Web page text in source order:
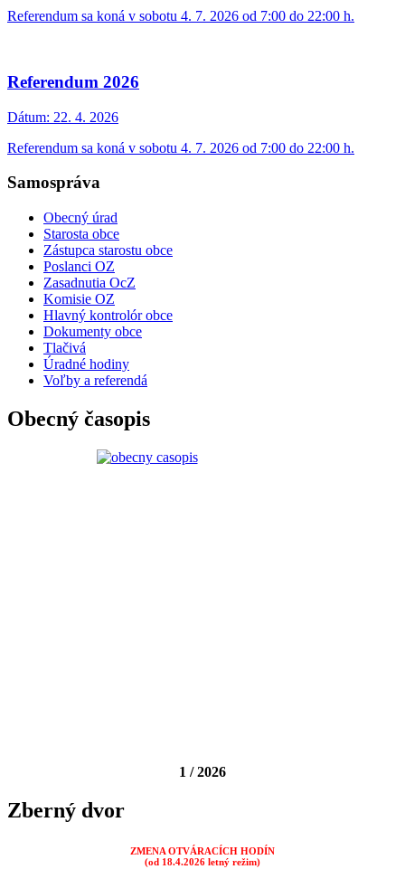
Referendum sa koná v sobotu 4. 7. 2026 od 7:00 do 22:00 h.
Referendum 2026
Dátum: 22. 4. 2026
Referendum sa koná v sobotu 4. 7. 2026 od 7:00 do 22:00 h.
Samospráva
Obecný úrad
Starosta obce
Zástupca starostu obce
Poslanci OZ
Zasadnutia OcZ
Komisie OZ
Hlavný kontrolór obce
Dokumenty obce
Tlačivá
Úradné hodiny
Voľby a referendá
Obecný časopis
1 / 2026
Zberný dvor
ZMENA OTVÁRACÍCH HODÍN
(od 18.4.2026 letný režim)